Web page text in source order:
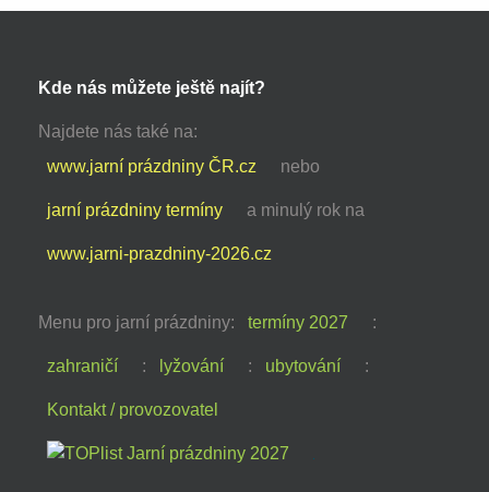
Kde nás můžete ještě najít?
Najdete nás také na:
www.jarní prázdniny ČR.cz
nebo
jarní prázdniny termíny a minulý rok na
www.jarni-prazdniny-2026.cz
Menu pro jarní prázdniny: termíny 2027 :
zahraničí : lyžování : ubytování :
Kontakt / provozovatel